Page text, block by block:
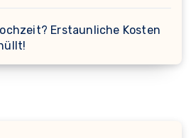
Erstaunliche Kosten